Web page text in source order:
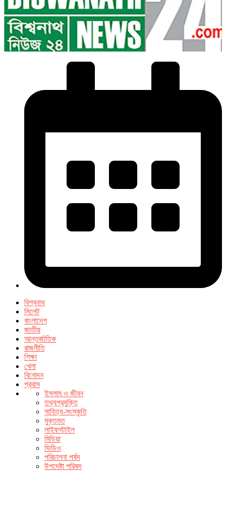
বিশ্বনাথ
সিলেট
বাংলাদেশ
জাতীয়
আন্তর্জাতিক
রাজনীতি
শিক্ষা
খেলা
বিনোদন
প্রবাস
ইসলাম ও জীবন
তথ্যপ্রযুক্তি
সাহিত্য-সংস্কৃতি
মুক্তমত
লাইফস্টাইল
মিডিয়া
ভিডিও
পরিচালনা পর্ষদ
উপদেষ্টা পরিষদ